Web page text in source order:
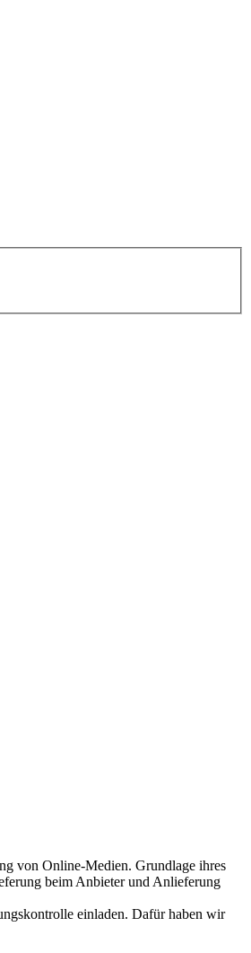
von Online-Medien. Grundlage ihres
beim Anbieter und Anlieferung
einladen. Dafür haben wir